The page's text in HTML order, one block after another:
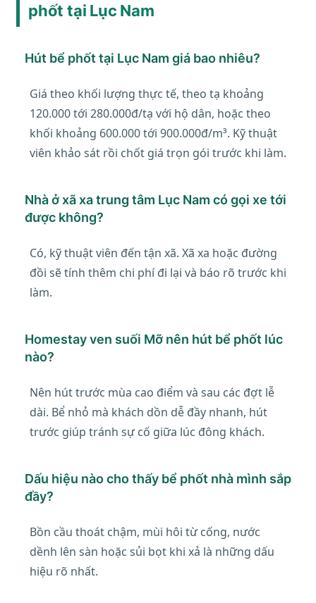
phốt tại Lục Nam
Hút bể phốt tại Lục Nam giá bao nhiêu?
Giá theo khối lượng thực tế, theo tạ khoảng
120.000 tới 280.000đ/tạ với hộ dân, hoặc theo
khối khoảng 600.000 tới 900.000đ/m³. Kỹ thuật
viên khảo sát rồi chốt giá trọn gói trước khi làm.
Nhà ở xã xa trung tâm Lục Nam có gọi xe tới
được không?
Có, kỹ thuật viên đến tận xã. Xã xa hoặc đường
đồi sẽ tính thêm chi phí đi lại và báo rõ trước khi
làm.
Homestay ven suối Mỡ nên hút bể phốt lúc
nào?
Nên hút trước mùa cao điểm và sau các đợt lễ
dài. Bể nhỏ mà khách dồn dễ đầy nhanh, hút
trước giúp tránh sự cố giữa lúc đông khách.
Dấu hiệu nào cho thấy bể phốt nhà mình sắp
đầy?
Bồn cầu thoát chậm, mùi hôi từ cống, nước
dềnh lên sàn hoặc sủi bọt khi xả là những dấu
hiệu rõ nhất.